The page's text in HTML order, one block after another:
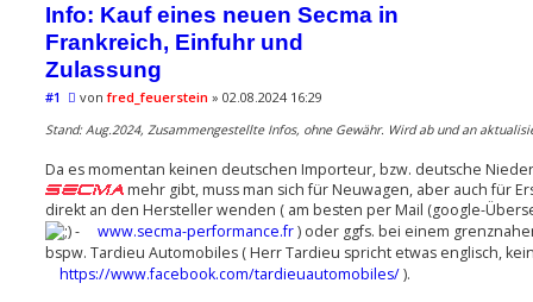
Info: Kauf eines neuen Secma in
Frankreich, Einfuhr und
Zulassung
#1
B
i
a
g
vonfred_feuerstein » 02.08.2024 16:29
Stand: Aug.2024, Zusammengestellte Infos, ohne Gewähr. Wird ab und an
Da es momentan keinen deutschen Importeur, bzw. deutsche
mehr gibt, muss man sich für Neuwagen, aber auch für
direkt an den Hersteller wenden ( am besten per Mail (google-
-
www.secma-performance.fr) oder ggfs. bei einem
bspw. Tardieu Automobiles ( Herr Tardieu spricht etwas englisch,
https://www.facebook.com/tardieuautomobiles/).